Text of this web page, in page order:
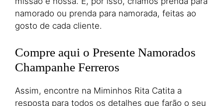
namorado ou prenda para namorada, feitas ao
gosto de cada cliente.
Compre aqui o Presente Namorados
Champanhe Ferreros
Assim, encontre na Miminhos Rita Catita a
resposta para todos os detalhes que farão o seu